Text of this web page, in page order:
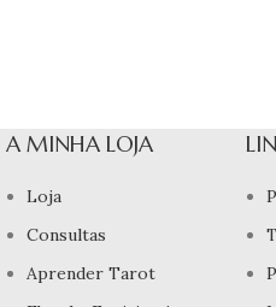
A MINHA LOJA
Loja
Consultas
Aprender Tarot